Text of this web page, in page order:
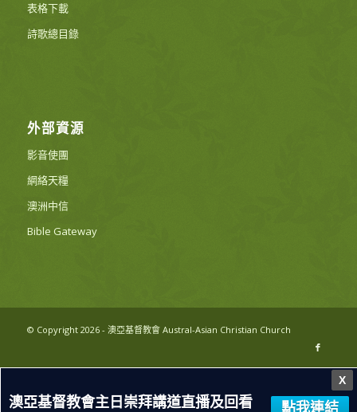
表格下載
詩歌總目錄
外部資源
影音使團
網絡天糧
澳洲中信
Bible Gateway
© Copyright 2026 - 澳亞基督教會 Austral-Asian Christian Church
X
澳亞基督教會主日崇拜講道直播及回看 點我連結